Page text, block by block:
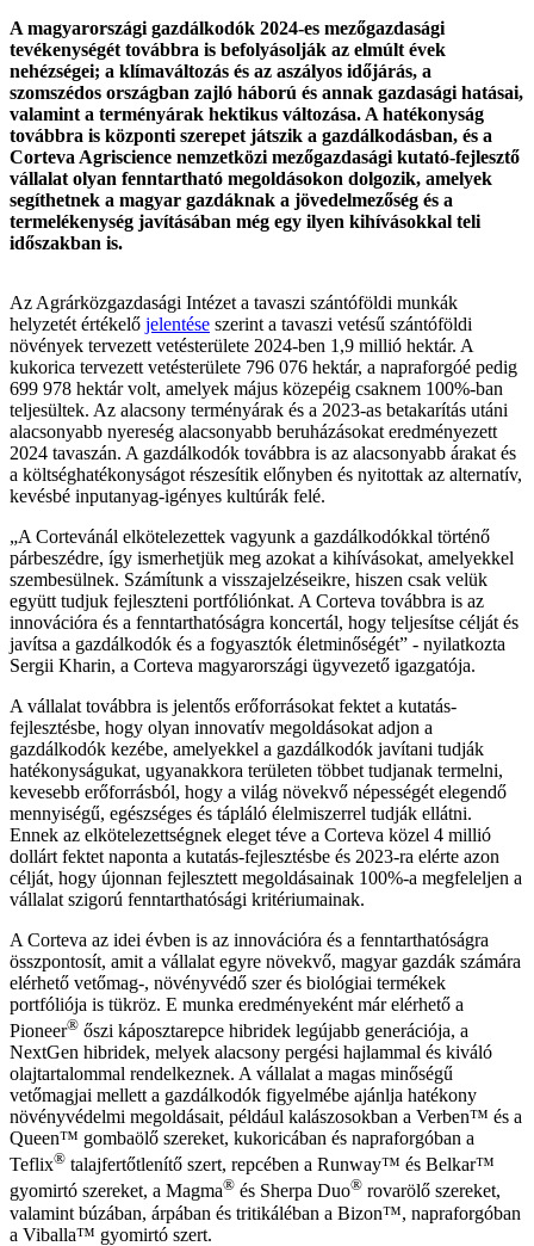
A magyarországi gazdálkodók 2024-es mezőgazdasági
tevékenységét továbbra is befolyásolják az elmúlt évek
nehézségei; a klímaváltozás és az aszályos időjárás, a
szomszédos országban zajló háború és annak gazdasági hatásai,
valamint a terményárak hektikus változása. A hatékonyság
továbbra is központi szerepet játszik a gazdálkodásban, és a
Corteva Agriscience nemzetközi mezőgazdasági kutató-fejlesztő
vállalat olyan fenntartható megoldásokon dolgozik, amelyek
segíthetnek a magyar gazdáknak a jövedelmezőség és a
termelékenység javításában még egy ilyen kihívásokkal teli
időszakban is.
Az Agrárközgazdasági Intézet a tavaszi szántóföldi munkák
helyzetét értékelő jelentése szerint a tavaszi vetésű szántóföldi
növények tervezett vetésterülete 2024-ben 1,9 millió hektár. A
kukorica tervezett vetésterülete 796 076 hektár, a napraforgóé pedig
699 978 hektár volt, amelyek május közepéig csaknem 100%-ban
teljesültek. Az alacsony terményárak és a 2023-as betakarítás utáni
alacsonyabb nyereség alacsonyabb beruházásokat eredményezett
2024 tavaszán. A gazdálkodók továbbra is az alacsonyabb árakat és
a költséghatékonyságot részesítik előnyben és nyitottak az alternatív,
kevésbé inputanyag-igényes kultúrák felé.
„A Cortevánál elkötelezettek vagyunk a gazdálkodókkal történő
párbeszédre, így ismerhetjük meg azokat a kihívásokat, amelyekkel
szembesülnek. Számítunk a visszajelzéseikre, hiszen csak velük
együtt tudjuk fejleszteni portfóliónkat. A Corteva továbbra is az
innovációra és a fenntarthatóságra koncertál, hogy teljesítse célját és
javítsa a gazdálkodók és a fogyasztók életminőségét” - nyilatkozta
Sergii Kharin, a Corteva magyarországi ügyvezető igazgatója.
A vállalat továbbra is jelentős erőforrásokat fektet a kutatás-
fejlesztésbe, hogy olyan innovatív megoldásokat adjon a
gazdálkodók kezébe, amelyekkel a gazdálkodók javítani tudják
hatékonyságukat, ugyanakkora területen többet tudjanak termelni,
kevesebb erőforrásból, hogy a világ növekvő népességét elegendő
mennyiségű, egészséges és tápláló élelmiszerrel tudják ellátni.
Ennek az elkötelezettségnek eleget téve a Corteva közel 4 millió
dollárt fektet naponta a kutatás-fejlesztésbe és 2023-ra elérte azon
célját, hogy újonnan fejlesztett megoldásainak 100%-a megfeleljen a
vállalat szigorú fenntarthatósági kritériumainak.
A Corteva az idei évben is az innovációra és a fenntarthatóságra
összpontosít, amit a vállalat egyre növekvő, magyar gazdák számára
elérhető vetőmag-, növényvédő szer és biológiai termékek
portfóliója is tükröz. E munka eredményeként már elérhető a
Pioneer® őszi káposztarepce hibridek legújabb generációja, a
NextGen hibridek, melyek alacsony pergési hajlammal és kiváló
olajtartalommal rendelkeznek. A vállalat a magas minőségű
vetőmagjai mellett a gazdálkodók figyelmébe ajánlja hatékony
növényvédelmi megoldásait, például kalászosokban a Verben™ és a
Queen™ gombaölő szereket, kukoricában és napraforgóban a
Teflix® talajfertőtlenítő szert, repcében a Runway™ és Belkar™
gyomirtó szereket, a Magma® és Sherpa Duo® rovarölő szereket,
valamint búzában, árpában és tritikáléban a Bizon™, napraforgóban
a Viballa™ gyomirtó szert.